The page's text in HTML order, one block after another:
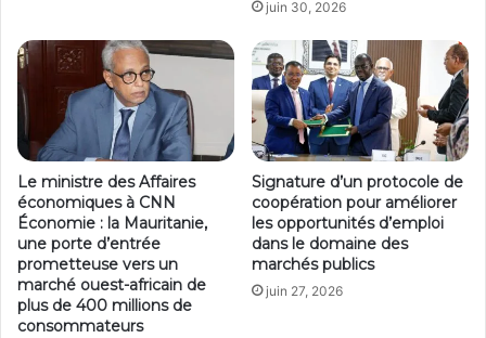
juin 30, 2026
Le ministre des Affaires
économiques à CNN
Économie : la Mauritanie,
une porte d’entrée
prometteuse vers un
marché ouest-africain de
plus de 400 millions de
consommateurs
Signature d’un protocole de
coopération pour améliorer
les opportunités d’emploi
dans le domaine des
marchés publics
juin 27, 2026